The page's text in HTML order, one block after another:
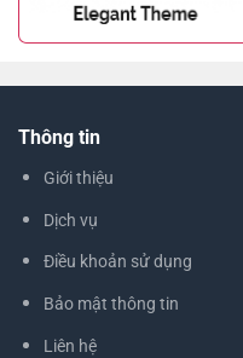
Thông tin
Giới thiệu
Dịch vụ
Điều khoản sử dụng
Bảo mật thông tin
Liên hệ